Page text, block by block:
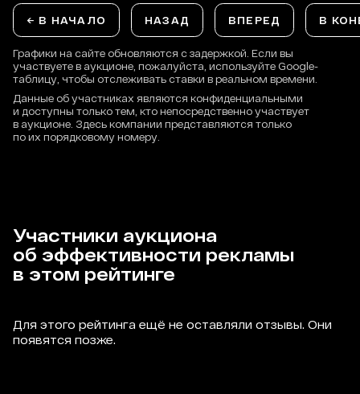
← В НАЧАЛО НАЗАД ВПЕРЕД В
Графики на сайте обновляются с задержкой. Если вы
участвуете в аукционе, пожалуйста, используйте Google-
таблицу, чтобы отслеживать ставки в реальном времени.
Данные об участниках являются конфиденциальными
и доступны только тем, кто непосредственно участвует
в аукционе. Здесь компании представляются только
по их порядковому номеру.
Участники аукциона
об эффективности рекламы
в этом рейтинге
Для этого рейтинга ещё не оставляли отзывы. Они
появятся позже.